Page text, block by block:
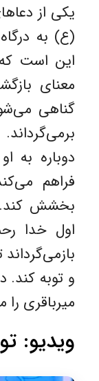
یکی از
(ع) به
این است که
معنای
گناهی
دوباره به
فراهم
بخشش کند.
اول خدا
و توبه کند.
میرباقری
ویدیو: